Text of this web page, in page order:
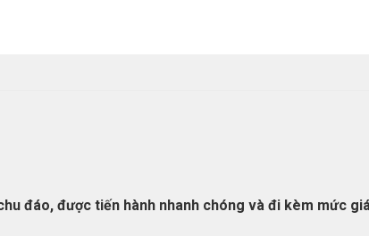
đáo, được tiến hành nhanh chóng và đi kèm mức